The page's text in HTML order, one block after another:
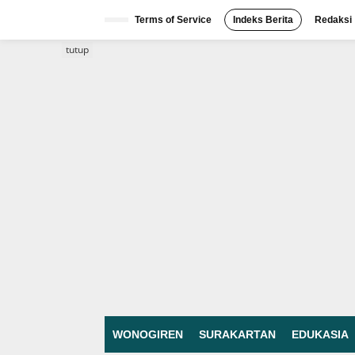
Terms of Service Indeks Berita Redaksi
WONOGIREN SURAKARTAN EDUKASIA
tutup